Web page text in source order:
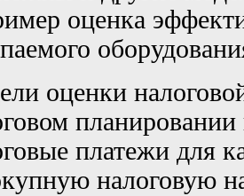
оценка
оценки
платежи для
налоговую